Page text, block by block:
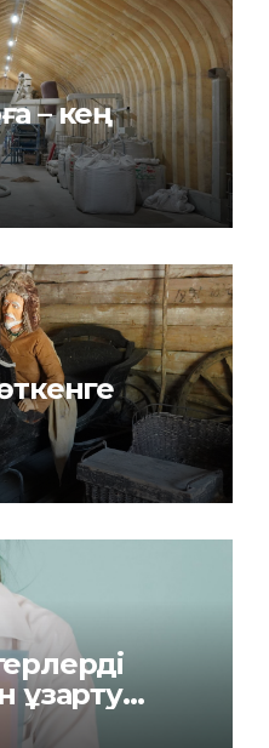
кең
ұзарту